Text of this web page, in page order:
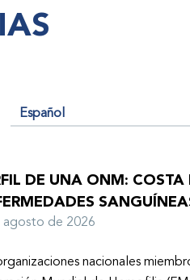
Federación Mundial de
Programa de Ayuda
Español
DE UNA ONM:
agosto de 2026
nacionales